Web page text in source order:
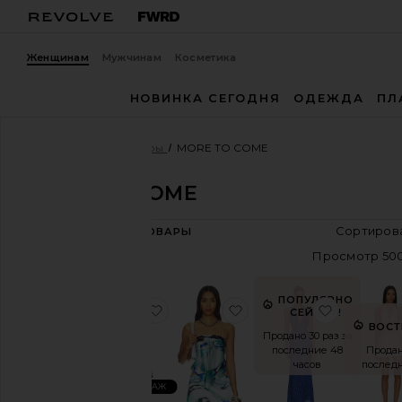
Женщинам Мужчинам Косметика
НОВИНКА СЕГОДНЯ ОДЕЖДА
Дизайнеры MORE TO COME
MORE TO COME
ТОВАРЫ
ЛИДЕР ПРОДАЖ
избранноеТОП ALISIA
избранноеТОП
ПОПУЛЯРНО
СЕЙЧАС!
Продано 30 раз за
последние 48
часов